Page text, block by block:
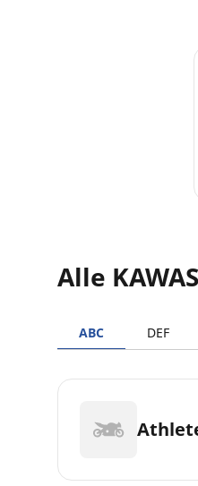
Alle
ABC DEF